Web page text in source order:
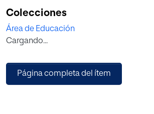
Día tras día y curso tras curso, he notado
por parte del profesorado a permitir una
expresión a los niños, lo que se traduce
externa y poco creativos. Todo ello me
importante curiosidad por empezar a
Colecciones
Área de Educación
Cargando...
Página completa del ítem